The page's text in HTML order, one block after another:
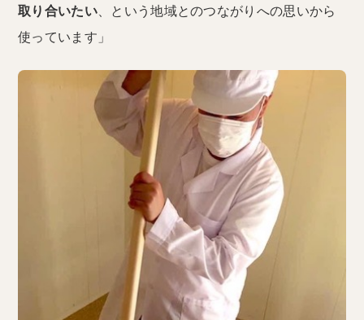
取り合いたい、という地域とのつながりへの思いから
使っています」